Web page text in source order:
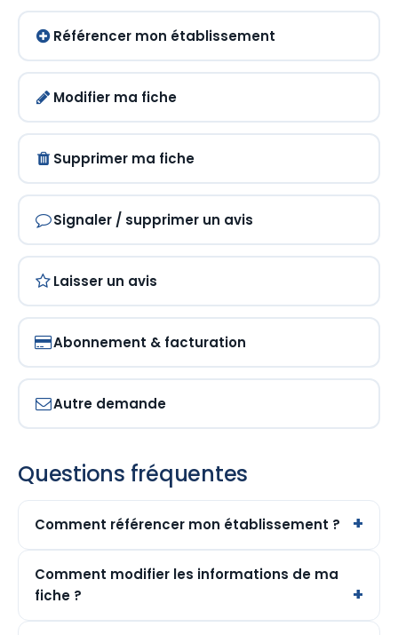
Référencer mon établissement
Modifier ma fiche
Supprimer ma fiche
Signaler / supprimer un avis
Laisser un avis
Abonnement & facturation
Autre demande
Questions fréquentes
Comment référencer mon établissement ?
Comment modifier les informations de ma
fiche ?